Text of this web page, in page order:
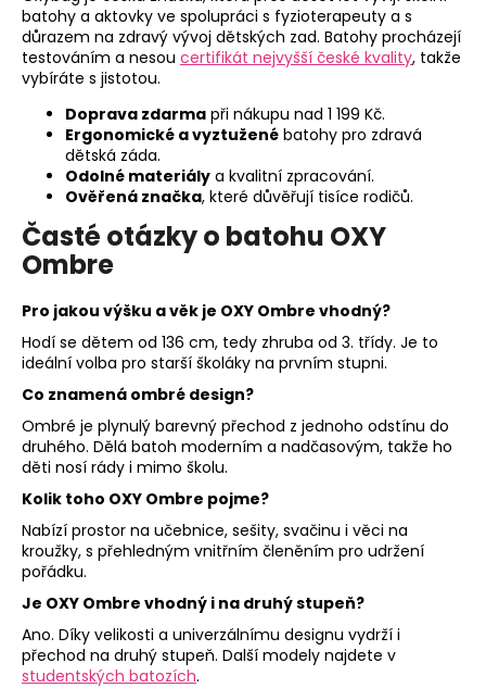
batohy a aktovky ve spolupráci s fyzioterapeuty a s
důrazem na zdravý vývoj dětských zad. Batohy procházejí
testováním a nesou certifikát nejvyšší české kvality, takže
vybíráte s jistotou.
Doprava zdarma při nákupu nad 1 199 Kč.
Ergonomické a vyztužené batohy pro zdravá
dětská záda.
Odolné materiály a kvalitní zpracování.
Ověřená značka, které důvěřují tisíce rodičů.
Časté otázky o batohu OXY
Ombre
Pro jakou výšku a věk je OXY Ombre vhodný?
Hodí se dětem od 136 cm, tedy zhruba od 3. třídy. Je to
ideální volba pro starší školáky na prvním stupni.
Co znamená ombré design?
Ombré je plynulý barevný přechod z jednoho odstínu do
druhého. Dělá batoh moderním a nadčasovým, takže ho
děti nosí rády i mimo školu.
Kolik toho OXY Ombre pojme?
Nabízí prostor na učebnice, sešity, svačinu i věci na
kroužky, s přehledným vnitřním členěním pro udržení
pořádku.
Je OXY Ombre vhodný i na druhý stupeň?
Ano. Díky velikosti a univerzálnímu designu vydrží i
přechod na druhý stupeň. Další modely najdete v
studentských batozích.